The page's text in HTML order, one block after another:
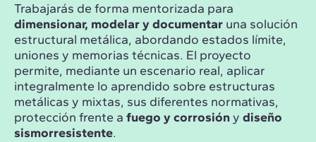
Trabajarás de forma mentorizada para
dimensionar, modelar y documentar una solución
estructural metálica, abordando estados límite,
uniones y memorias técnicas. El proyecto
permite, mediante un escenario real, aplicar
integralmente lo aprendido sobre estructuras
metálicas y mixtas, sus diferentes normativas,
protección frente a fuego y corrosióny diseño
sismorresistente.